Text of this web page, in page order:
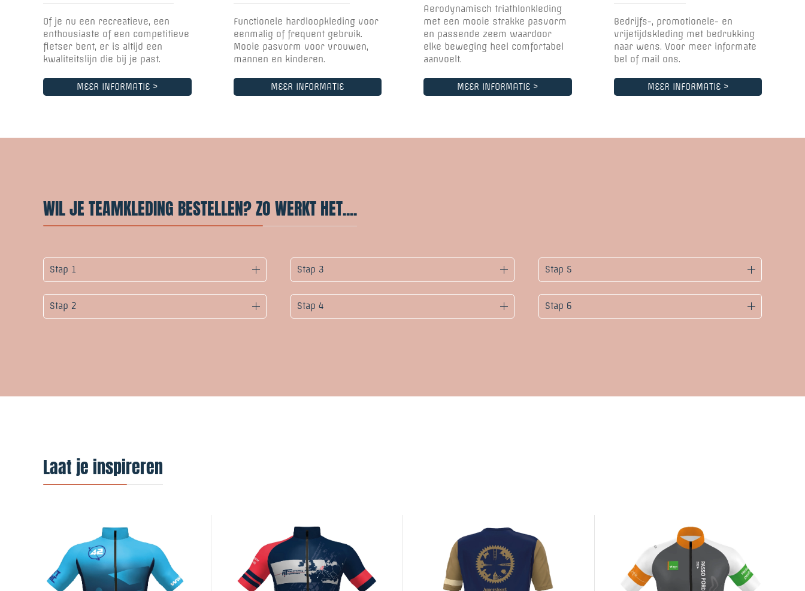
Of je nu een recreatieve, een
enthousiaste of een competitieve
fietser bent, er is altijd een
kwaliteitslijn die bij je past.
MEER INFORMATIE >
Functionele hardloopkleding voor
eenmalig of frequent gebruik.
Mooie pasvorm voor vrouwen,
mannen en kinderen.
MEER INFORMATIE
Aerodynamisch triathlonkleding
met een mooie strakke pasvorm
en passende zeem waardoor
elke beweging heel comfortabel
aanvoelt.
MEER INFORMATIE >
Bedrijfs-, promotionele- en
vrijetijdskleding met bedrukking
naar wens. Voor meer informate
bel of mail ons.
MEER INFORMATIE >
WIL JE TEAMKLEDING BESTELLEN? ZO WERKT HET....
Stap 1
Stap 2
Stap 3
Stap 4
Stap 5
Stap 6
Laat je inspireren